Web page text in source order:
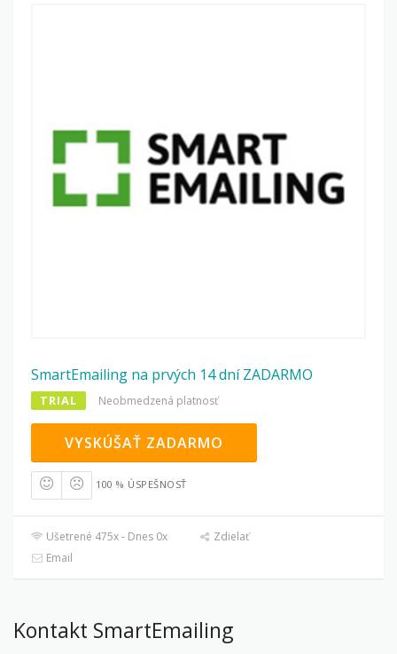
SmartEmailing na prvých 14 dní ZADARMO
TRIAL Neobmedzená platnosť
VYSKÚŠAŤ ZADARMO
100 % ÚSPEŠNOSŤ
Ušetrené 475x - Dnes 0x
Zdielať
Email
Kontakt SmartEmailing